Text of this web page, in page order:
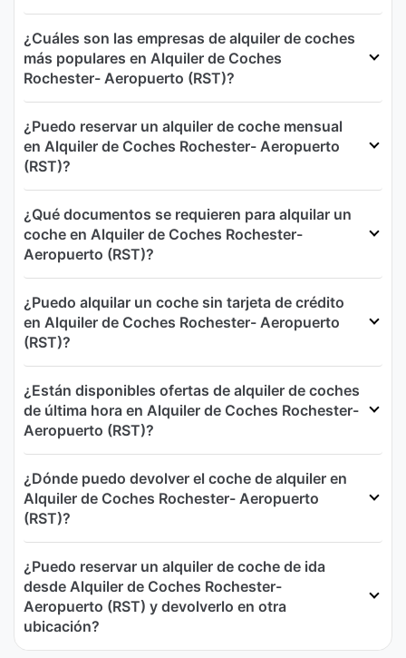
¿Cuáles son las empresas de alquiler de coches
más populares en Alquiler de Coches
Rochester- Aeropuerto (RST)?
¿Puedo reservar un alquiler de coche mensual
en Alquiler de Coches Rochester- Aeropuerto
(RST)?
¿Qué documentos se requieren para alquilar un
coche en Alquiler de Coches Rochester-
Aeropuerto (RST)?
¿Puedo alquilar un coche sin tarjeta de crédito
en Alquiler de Coches Rochester- Aeropuerto
(RST)?
¿Están disponibles ofertas de alquiler de coches
de última hora en Alquiler de Coches Rochester-
Aeropuerto (RST)?
¿Dónde puedo devolver el coche de alquiler en
Alquiler de Coches Rochester- Aeropuerto
(RST)?
¿Puedo reservar un alquiler de coche de ida
desde Alquiler de Coches Rochester-
Aeropuerto (RST) y devolverlo en otra
ubicación?